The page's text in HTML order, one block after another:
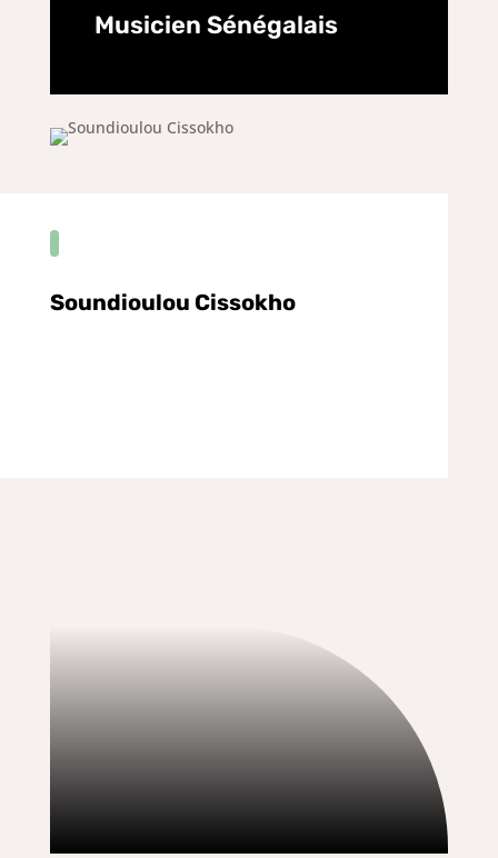
Musicien Sénégalais
Soundioulou Cissokho